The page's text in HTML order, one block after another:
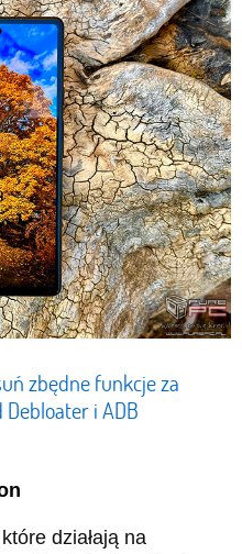
zbędne funkcje za
i ADB
działają na